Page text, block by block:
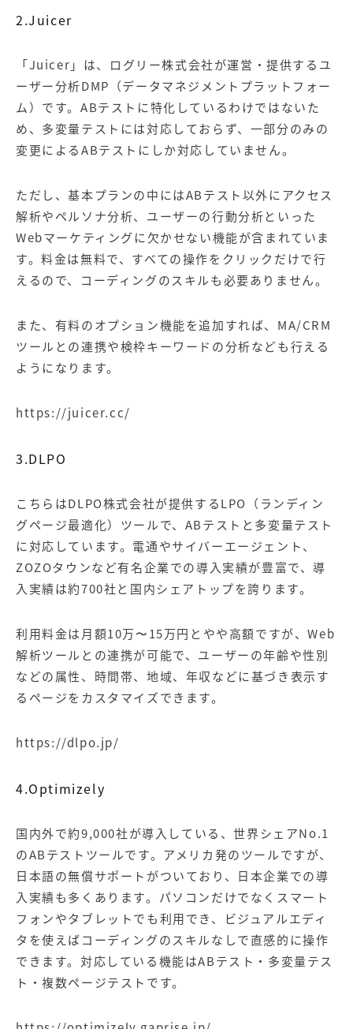
2.Juicer
「Juicer」は、ログリー株式会社が運営・提供するユ
ーザー分析DMP （データマネジメントプラットフォー
ム）です。ABテストに特化しているわけではないた
め、多変量テストには対応しておらず、一部分のみの
変更によるABテストにしか対応していません。
ただし、基本プランの中にはABテスト以外にアクセス
解析やペルソナ分析、ユーザーの行動分析といった
Webマーケティングに欠かせない機能が含まれていま
す。料金は無料で、すべての操作をクリックだけで行
えるので、コーディングのスキルも必要ありません。
また、有料のオプション機能を追加すれば、MA/CRM
ツールとの連携や検枠キーワードの分析なども行える
ようになります。
https://juicer.cc/
3.DLPO
こちらはDLPO株式会社が提供するLPO（ランディン
グページ最適化）ツールで、ABテストと多変量テスト
に対応しています。電通やサイバーエージェント、
ZOZOタウンなど有名企業での導入実績が豊富で、導
入実績は約700社と国内シェアトップを誇ります。
利用料金は月額10万〜15万円とやや高額ですが、Web
解析ツールとの連携が可能で、ユーザーの年齢や性別
などの属性、時間帯、地域、年収などに基づき表示す
るページをカスタマイズできます。
https://dlpo.jp/
4.Optimizely
国内外で約9,000社が導入している、世界シェアNo.1
のABテストツールです。アメリカ発のツールですが、
日本語の無償サポートがついており、日本企業での導
入実績も多くあります。パソコンだけでなくスマート
フォンやタブレットでも利用でき、ビジュアルエディ
タを使えばコーディングのスキルなしで直感的に操作
できます。対応している機能はABテスト・多変量テス
ト・複数ページテストです。